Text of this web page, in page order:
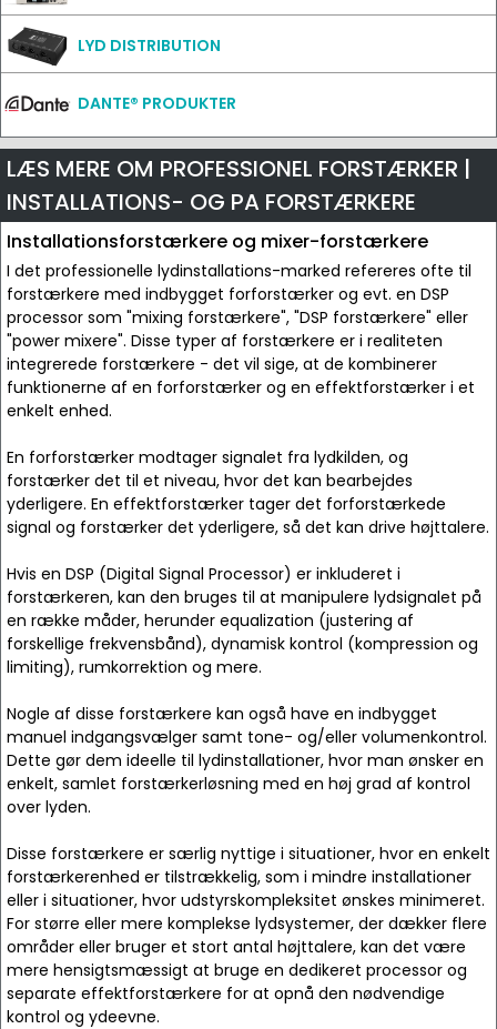
LYD DISTRIBUTION
DANTE® PRODUKTER
LÆS MERE OM PROFESSIONEL FORSTÆRKER |
INSTALLATIONS- OG PA FORSTÆRKERE
Installationsforstærkere og mixer-forstærkere
I det professionelle lydinstallations-marked refereres ofte til
forstærkere med indbygget forforstærker og evt. en DSP
processor som "mixing forstærkere", "DSP forstærkere" eller
"power mixere". Disse typer af forstærkere er i realiteten
integrerede forstærkere - det vil sige, at de kombinerer
funktionerne af en forforstærker og en effektforstærker i et
enkelt enhed.
En forforstærker modtager signalet fra lydkilden, og
forstærker det til et niveau, hvor det kan bearbejdes
yderligere. En effektforstærker tager det forforstærkede
signal og forstærker det yderligere, så det kan drive højttalere.
Hvis en DSP (Digital Signal Processor) er inkluderet i
forstærkeren, kan den bruges til at manipulere lydsignalet på
en række måder, herunder equalization (justering af
forskellige frekvensbånd), dynamisk kontrol (kompression og
limiting), rumkorrektion og mere.
Nogle af disse forstærkere kan også have en indbygget
manuel indgangsvælger samt tone- og/eller volumenkontrol.
Dette gør dem ideelle til lydinstallationer, hvor man ønsker en
enkelt, samlet forstærkerløsning med en høj grad af kontrol
over lyden.
Disse forstærkere er særlig nyttige i situationer, hvor en enkelt
forstærkerenhed er tilstrækkelig, som i mindre installationer
eller i situationer, hvor udstyrskompleksitet ønskes minimeret.
For større eller mere komplekse lydsystemer, der dækker flere
områder eller bruger et stort antal højttalere, kan det være
mere hensigtsmæssigt at bruge en dedikeret processor og
separate effektforstærkere for at opnå den nødvendige
kontrol og ydeevne.